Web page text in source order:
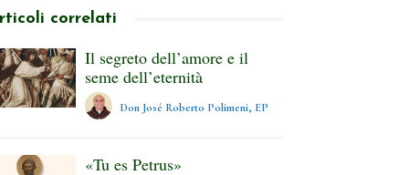
correlati
Il segreto dell’amore e il
seme dell’eternità
Don José Roberto Polimeni, EP
«Tu es Petrus»